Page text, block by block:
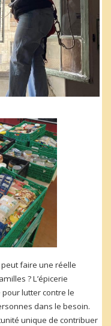
faire une réelle
? L’épicerie
lutter contre le
dans le besoin.
unique de contribuer